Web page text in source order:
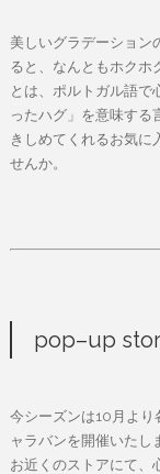
美しいグラデーション
ると、なんともホクホ
とは、ポルトガル語で
ったハグ」を意味する
きしめてくれるお気に
せんか。
pop–up
今シーズンは10月より
ャラバンを開催いたし
お近くのストアにて、